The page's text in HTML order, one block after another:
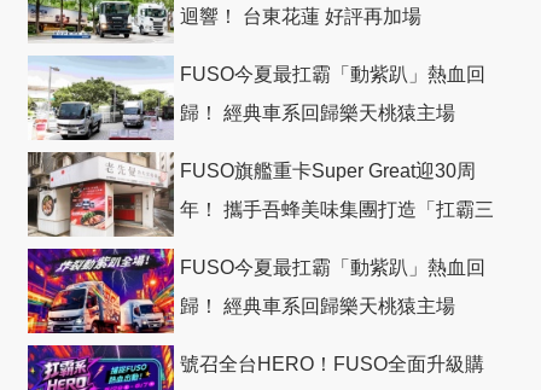
迴響！ 台東花蓮 好評再加場
FUSO今夏最扛霸「動紫趴」熱血回
歸！ 經典車系回歸樂天桃猿主場
FUSO旗艦重卡Super Great迎30周
年！ 攜手吾蜂美味集團打造「扛霸三
FUSO今夏最扛霸「動紫趴」熱血回
歸！ 經典車系回歸樂天桃猿主場
號召全台HERO！FUSO全面升級購